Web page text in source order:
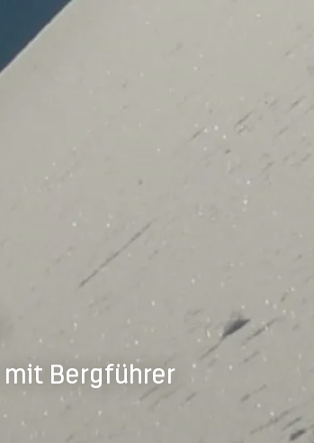
mit Bergführer